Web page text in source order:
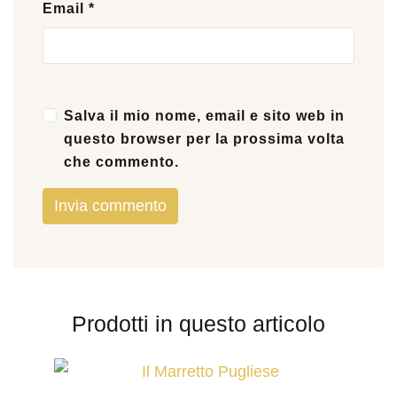
Email *
Salva il mio nome, email e sito web in
questo browser per la prossima volta
che commento.
Prodotti in questo articolo